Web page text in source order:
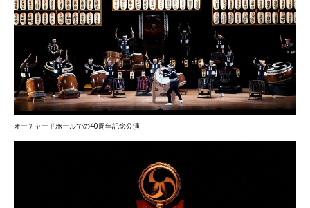
オーチャードホールでの40周年記念公演